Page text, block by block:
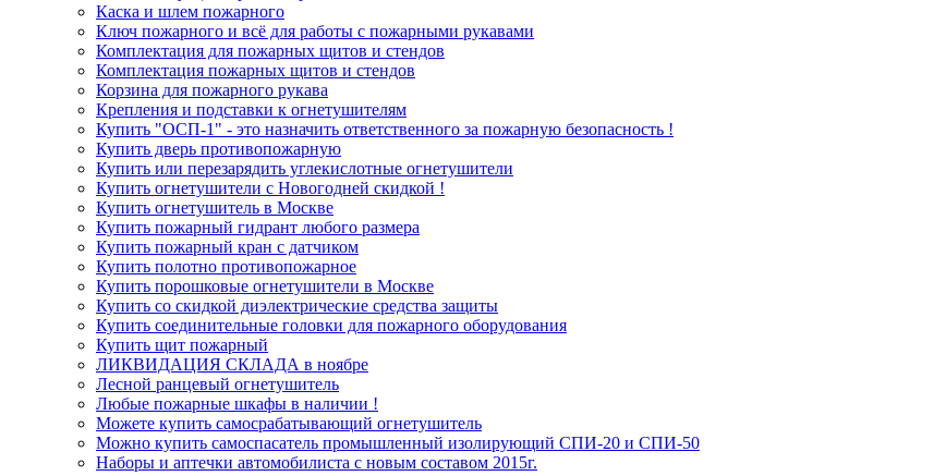
Каска и шлем пожарного
Ключ пожарного и всё для работы с пожарными рукавами
Комплектация для пожарных щитов и стендов
Комплектация пожарных щитов и стендов
Корзина для пожарного рукава
Крепления и подставки к огнетушителям
Купить "ОСП-1" - это назначить ответственного за пожарную безопасность !
Купить дверь противопожарную
Купить или перезарядить углекислотные огнетушители
Купить огнетушители с Новогодней скидкой !
Купить огнетушитель в Москве
Купить пожарный гидрант любого размера
Купить пожарный кран с датчиком
Купить полотно противопожарное
Купить порошковые огнетушители в Москве
Купить со скидкой диэлектрические средства защиты
Купить соединительные головки для пожарного оборудования
Купить щит пожарный
ЛИКВИДАЦИЯ СКЛАДА в ноябре
Лесной ранцевый огнетушитель
Любые пожарные шкафы в наличии !
Можете купить самосрабатывающий огнетушитель
Можно купить самоспасатель промышленный изолирующий СПИ-20 и СПИ-50
Наборы и аптечки автомобилиста с новым составом 2015г.